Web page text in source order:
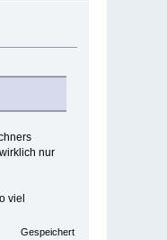
nur
viel
Gespeichert